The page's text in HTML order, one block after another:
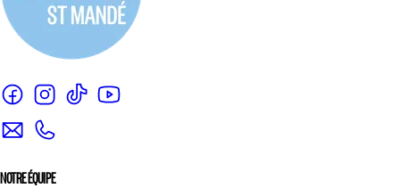
NOTRE ÉQUIPE